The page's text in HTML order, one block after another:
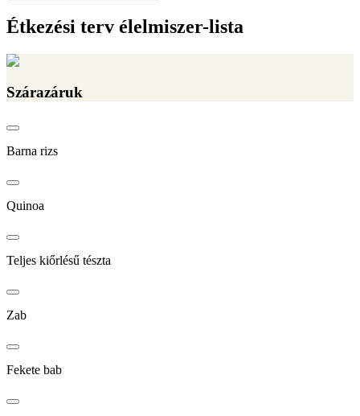
Étkezési terv élelmiszer-lista
Szárazáruk
Barna rizs
Quinoa
Teljes kiőrlésű tészta
Zab
Fekete bab